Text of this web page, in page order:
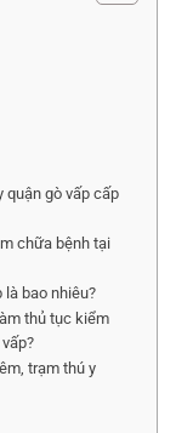
quận gò vấp cấp
chữa bệnh tại
là bao nhiêu?
thủ tục kiểm
trạm thú y